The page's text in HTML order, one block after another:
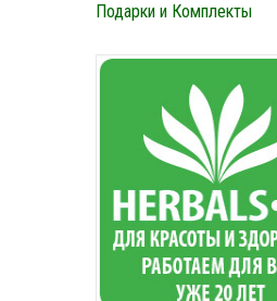
Подарки и Комплекты